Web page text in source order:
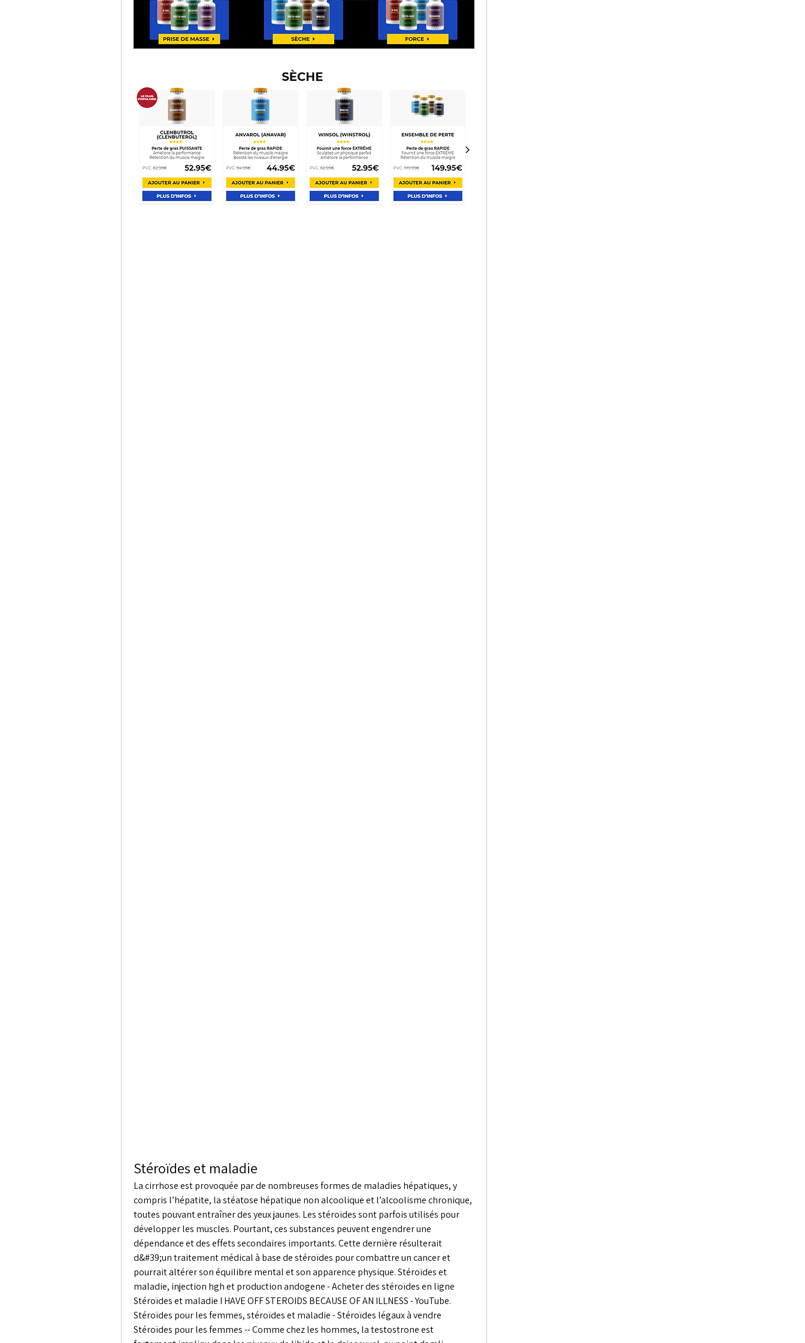
Stéroïdes et maladie
La cirrhose est provoquée par de nombreuses formes de maladies hépatiques, y
compris l’hépatite, la stéatose hépatique non alcoolique et l’alcoolisme chronique,
toutes pouvant entraîner des yeux jaunes. Les stéroïdes sont parfois utilisés pour
développer les muscles. Pourtant, ces substances peuvent engendrer une
dépendance et des effets secondaires importants. Cette dernière résulterait
d&#39;un traitement médical à base de stéroïdes pour combattre un cancer et
pourrait altérer son équilibre mental et son apparence physique. Stéroïdes et
maladie, injection hgh et production andogene - Acheter des stéroïdes en ligne
Stéroïdes et maladie I HAVE OFF STEROIDS BECAUSE OF AN ILLNESS - YouTube.
Stéroïdes pour les femmes, stéroïdes et maladie - Stéroïdes légaux à vendre
Stéroïdes pour les femmes -- Comme chez les hommes, la testostrone est